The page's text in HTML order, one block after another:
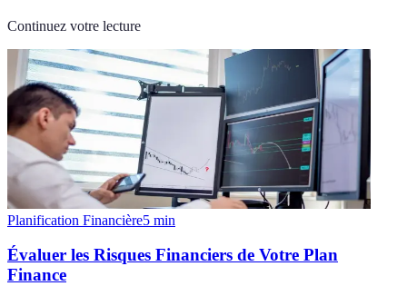
Continuez votre lecture
Planification Financière5 min
Évaluer les Risques Financiers de Votre Plan
Finance